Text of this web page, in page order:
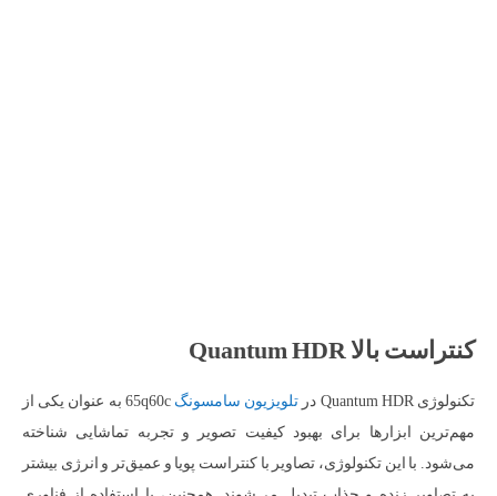
کنتراست بالا Quantum HDR
تکنولوژی Quantum HDR در تلویزیون سامسونگ
65q60c به عنوان یکی از
مهم‌ترین ابزارها برای بهبود کیفیت تصویر و تجربه تماشایی شناخته
می‌شود. با این تکنولوژی، تصاویر با کنتراست پویا و عمیق‌تر و انرژی بیشتر